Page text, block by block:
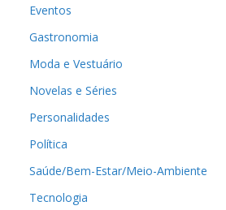
Eventos
Gastronomia
Moda e Vestuário
Novelas e Séries
Personalidades
Política
Saúde/Bem-Estar/Meio-Ambiente
Tecnologia